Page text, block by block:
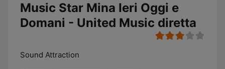
Music Star Mina Ieri Oggi e
Domani - United Music diretta
Sound Attraction